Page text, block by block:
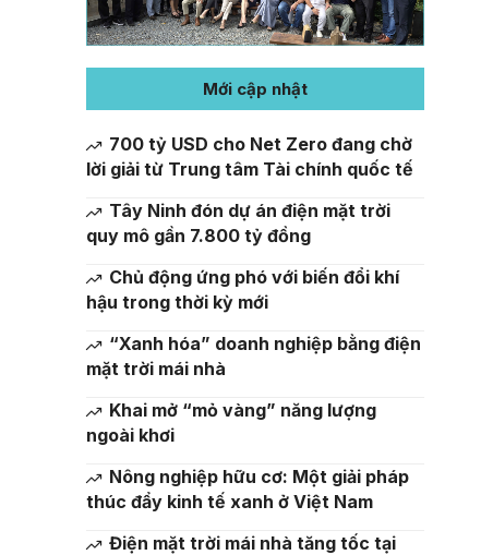
Mới cập nhật
700 tỷ USD cho Net Zero đang chờ
lời giải từ Trung tâm Tài chính quốc tế
Tây Ninh đón dự án điện mặt trời
quy mô gần 7.800 tỷ đồng
Chủ động ứng phó với biến đổi khí
hậu trong thời kỳ mới
“Xanh hóa” doanh nghiệp bằng điện
mặt trời mái nhà
Khai mở “mỏ vàng” năng lượng
ngoài khơi
Nông nghiệp hữu cơ: Một giải pháp
thúc đẩy kinh tế xanh ở Việt Nam
Điện mặt trời mái nhà tăng tốc tại